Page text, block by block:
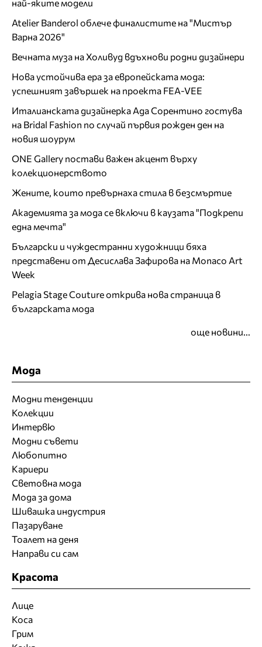
най-яките модели
Atelier Banderol облече финалистите на "Мистър
Варна 2026"
Вечната муза на Холивуд вдъхнови родни дизайнери
Нова устойчива ера за европейската мода:
успешният завършек на проекта FEA-VEE
Италианската дизайнерка Ада Сорентино гостува
на Bridal Fashion по случай първия рожден ден на
новия шоурум
ONE Gallery постави важен акцент върху
колекционерството
Жените, които превърнаха стила в безсмъртие
Академията за мода се включи в каузата "Подкрепи
една мечта"
Български и чуждестранни художници бяха
представени от Десислава Зафирова на Monaco Art
Week
Pelagia Stage Couture открива нова страница в
българската мода
още новини...
Мода
Модни тенденции
Колекции
Интервю
Модни съвети
Любопитно
Кариери
Световна мода
Мода за дома
Шивашка индустрия
Пазаруване
Тоалет на деня
Направи си сам
Красота
Лице
Коса
Грим